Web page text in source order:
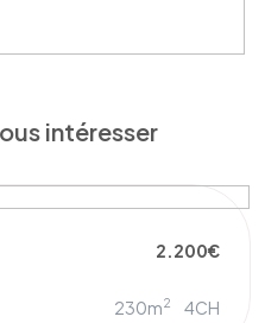
intéresser
2.200€
230m2 4CH